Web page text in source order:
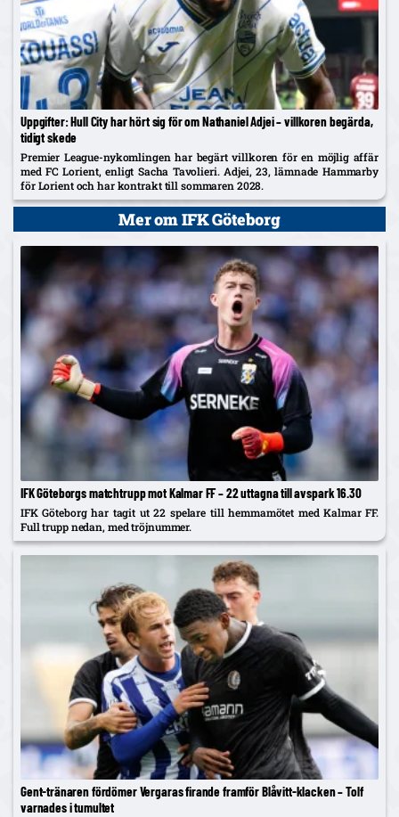
Uppgifter: Hull City har hört sig för om Nathaniel Adjei – villkoren begärda,
tidigt skede
Premier League-nykomlingen har begärt villkoren för en möjlig affär
med FC Lorient, enligt Sacha Tavolieri. Adjei, 23, lämnade Hammarby
för Lorient och har kontrakt till sommaren 2028.
Mer om IFK Göteborg
IFK Göteborgs matchtrupp mot Kalmar FF – 22 uttagna till avspark 16.30
IFK Göteborg har tagit ut 22 spelare till hemmamötet med Kalmar FF.
Full trupp nedan, med tröjnummer.
Gent-tränaren fördömer Vergaras firande framför Blåvitt-klacken – Tolf
varnades i tumultet